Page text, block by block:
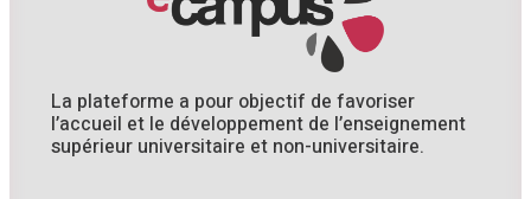
La plateforme a pour objectif de favoriser
l’accueil et le développement de l’enseignement
supérieur universitaire et non-universitaire.